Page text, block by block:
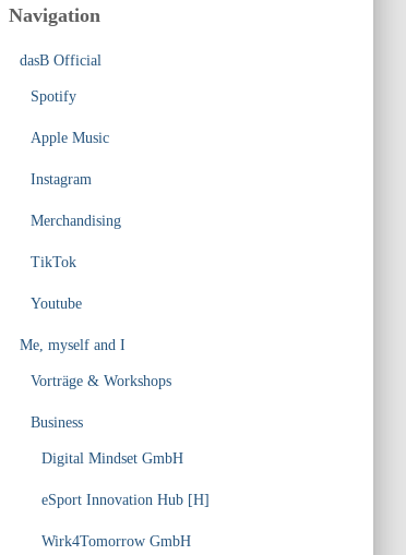
Navigation
dasB Official
Spotify
Apple Music
Instagram
Merchandising
TikTok
Youtube
Me, myself and I
Vorträge & Workshops
Business
Digital Mindset GmbH
eSport Innovation Hub [H]
Wirk4Tomorrow GmbH